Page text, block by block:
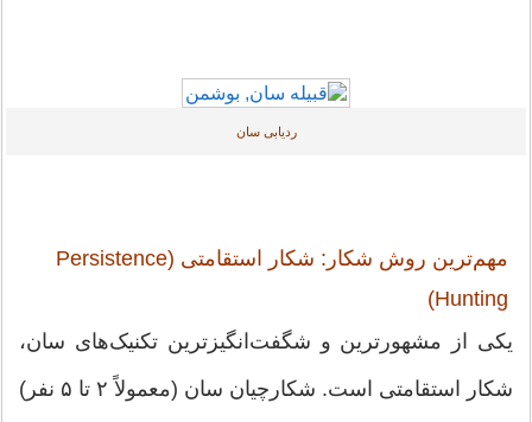
ردیابی سان
مهم‌ترین روش شکار: شکار استقامتی (Persistence
Hunting)
یکی از مشهورترین و شگفت‌انگیزترین تکنیک‌های سان،
شکار استقامتی است. شکارچیان سان (معمولاً ۲ تا ۵ نفر)